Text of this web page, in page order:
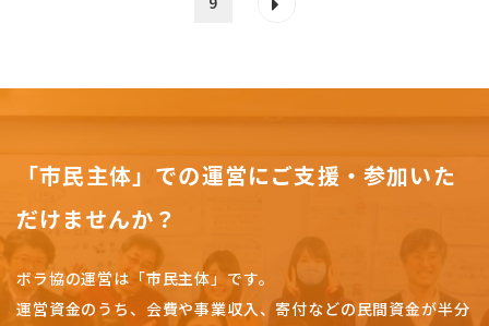
「市民主体」での運営にご支援・参加いた
だけませんか？
ボラ協の運営は「市民主体」です。
運営資金のうち、会費や事業収入、寄付などの民間資金が半分